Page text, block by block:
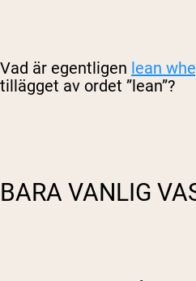
Vad är egentligen lean
tillägget av ordet ”lean”?
BARA VANLIG